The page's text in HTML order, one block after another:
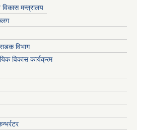
विकास मन्त्रालय
सडक विभाग
विकास कार्यक्रम